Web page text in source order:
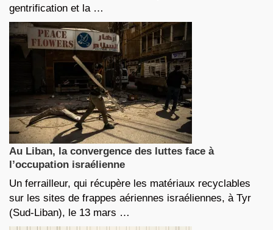
gentrification et la …
Au Liban, la convergence des luttes face à
l’occupation israélienne
Un ferrailleur, qui récupère les matériaux recyclables
sur les sites de frappes aériennes israéliennes, à Tyr
(Sud-Liban), le 13 mars …